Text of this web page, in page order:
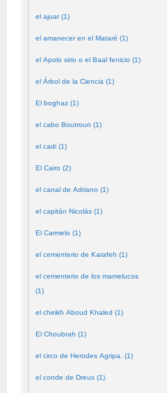
el ajuar (1)
el amanecer en el Mataré (1)
el Apolo sirio o el Baal fenicio (1)
el Árbol de la Ciencia (1)
El boghaz (1)
el cabo Boutroun (1)
el cadi (1)
El Cairo (2)
el canal de Adriano (1)
el capitán Nicolás (1)
El Carmelo (1)
el cementerio de Karafeh (1)
el cementerio de los mamelucos
(1)
el cheikh Aboud Khaled (1)
El Choubrah (1)
el circo de Herodes Agripa. (1)
el conde de Dreux (1)